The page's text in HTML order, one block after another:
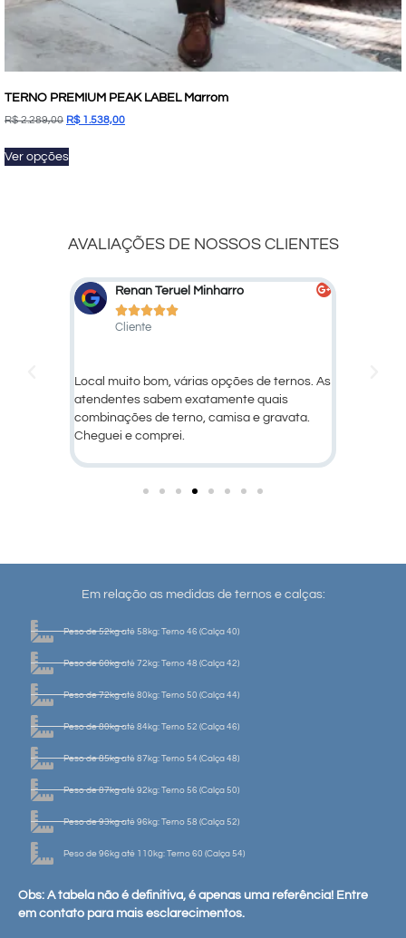
TERNO PREMIUM PEAK LABEL Marrom
R$2.289,00 R$1.538,00
Ver opções
AVALIAÇÕES DE NOSSOS CLIENTES
Marcelo Marcato

Cliente
Ótimo atendimento e qualidade dos
produtos!
Em relação as medidas de ternos e calças:
Peso de 52kg até 58kg: Terno 46 (Calça 40)
Peso de 60kg até 72kg: Terno 48 (Calça 42)
Peso de 72kg até 80kg: Terno 50 (Calça 44)
Peso de 80kg até 84kg: Terno 52 (Calça 46)
Peso de 85kg até 87kg: Terno 54 (Calça 48)
Peso de 87kg até 92kg: Terno 56 (Calça 50)
Peso de 93kg até 96kg: Terno 58 (Calça 52)
Peso de 96kg até 110kg: Terno 60 (Calça 54)
Obs: A tabela não é definitiva, é apenas uma referência! Entre
em contato para mais esclarecimentos.